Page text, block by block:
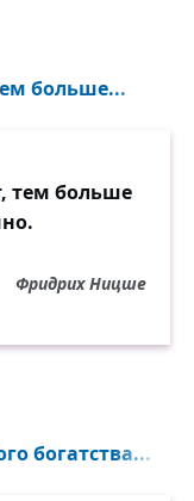
больше...
тем больше
Фридрих Ницше
богатства...